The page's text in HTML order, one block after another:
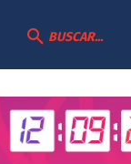
BUSCAR...